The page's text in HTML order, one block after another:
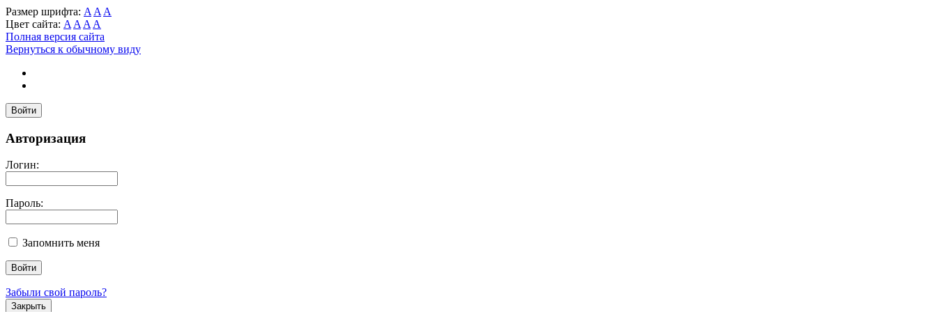
Размер шрифта: A A A
Цвет сайта: A A A A
Полная версия сайта
Вернуться к обычному виду
Войти
Авторизация
Логин:
Пароль:
Запомнить меня
Забыли свой пароль?
Закрыть